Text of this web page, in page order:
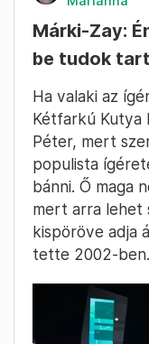
Márki-Zay:
be tudok
Ha valaki az
Kétfarkú Kutya
Péter, mert
populista
bánni. Ő maga
mert arra lehet
kispöröve adja
tette 2002-ben.